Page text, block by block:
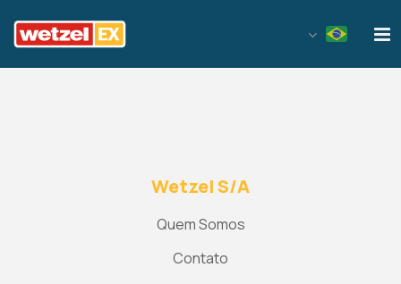
Wetzel S/A
Quem Somos
Contato